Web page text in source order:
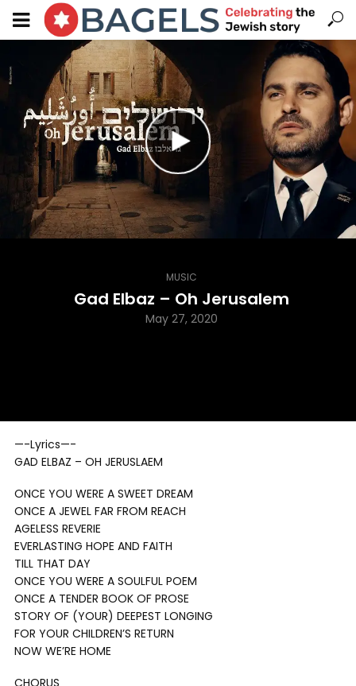
MUSIC
Gad Elbaz – Oh Jerusalem
May 27, 2020
—-Lyrics—-
GAD ELBAZ – OH JERUSLAEM
ONCE YOU WERE A SWEET DREAM
ONCE A JEWEL FAR FROM REACH
AGELESS REVERIE
EVERLASTING HOPE AND FAITH
TILL THAT DAY
ONCE YOU WERE A SOULFUL POEM
ONCE A TENDER BOOK OF PROSE
STORY OF (YOUR) DEEPEST LONGING
FOR YOUR CHILDREN’S RETURN
NOW WE’RE HOME
CHORUS